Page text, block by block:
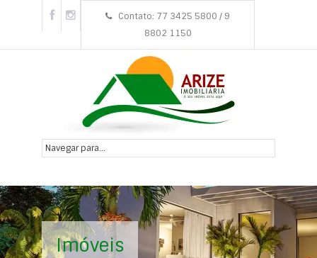
Contato: 77 3425 5800 / 9
8802 1150
Imóveis